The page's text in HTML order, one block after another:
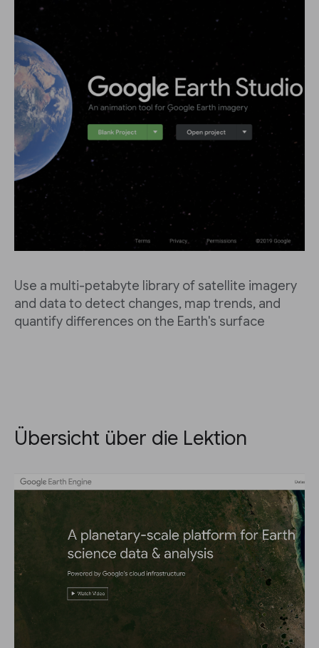
Use a multi-petabyte library of satellite imagery
and data to detect changes, map trends, and
quantify differences on the Earth's surface
Übersicht über die Lektion